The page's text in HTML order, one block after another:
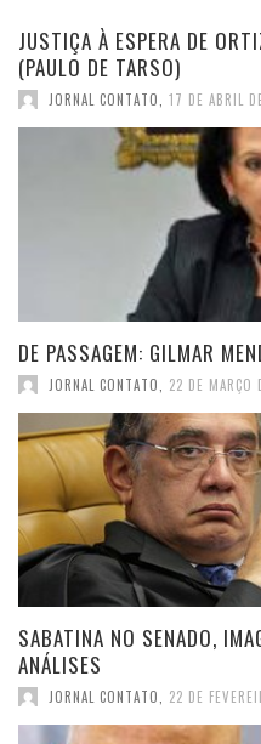
JUSTIÇA À ESPERA DE
(PAULO DE TARSO)
JORNAL CONTATO, 17 DE ABRIL
DE PASSAGEM: GILMAR
JORNAL CONTATO 22 DE MARÇO
SABATINA NO SENADO,
ANÁLISES
JORNAL CONTATO 22 DE